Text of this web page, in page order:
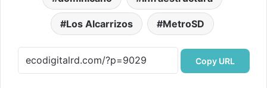
Los Alcarrizos MetroSD
Copy URL